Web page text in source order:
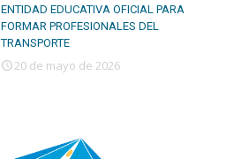
ENTIDAD EDUCATIVA OFICIAL PARA
FORMAR PROFESIONALES DEL
TRANSPORTE
20 de mayo de 2026